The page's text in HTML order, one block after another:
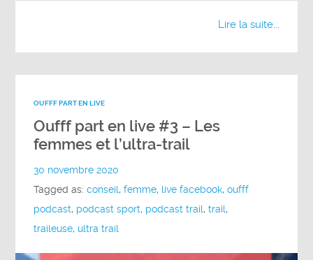
Lire la suite...
OUFFF PART EN LIVE
Oufff part en live #3 – Les
femmes et l’ultra-trail
30 novembre 2020
Tagged as:conseil,femme, live facebook,oufff
podcast, podcast sport, podcast trail,trail,
traileuse, ultra trail